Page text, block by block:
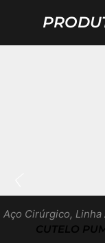
Aço Cirúrgico, Linha
CUTELO